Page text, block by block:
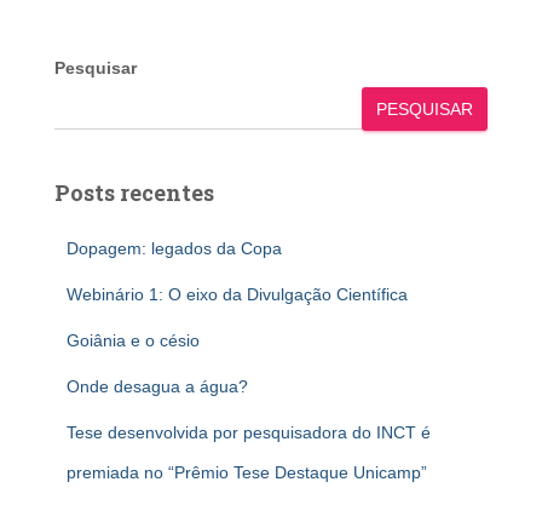
Pesquisar
PESQUISAR
Posts recentes
Dopagem: legados da Copa
Webinário 1: O eixo da Divulgação Científica
Goiânia e o césio
Onde desagua a água?
Tese desenvolvida por pesquisadora do INCT é
premiada no “Prêmio Tese Destaque Unicamp”